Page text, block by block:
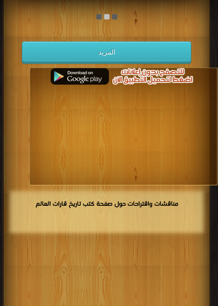
المزيد
مناقشات واقتراحات حول صفحة كتب تاريخ قارات العالم